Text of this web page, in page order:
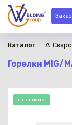
Каталог A.
Горелки MIG/
в наличии